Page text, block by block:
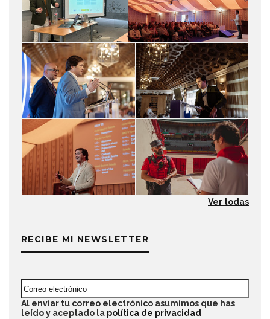
Ver todas
RECIBE MI NEWSLETTER
Al enviar tu correo electrónico asumimos que has
leído y aceptado la política de privacidad